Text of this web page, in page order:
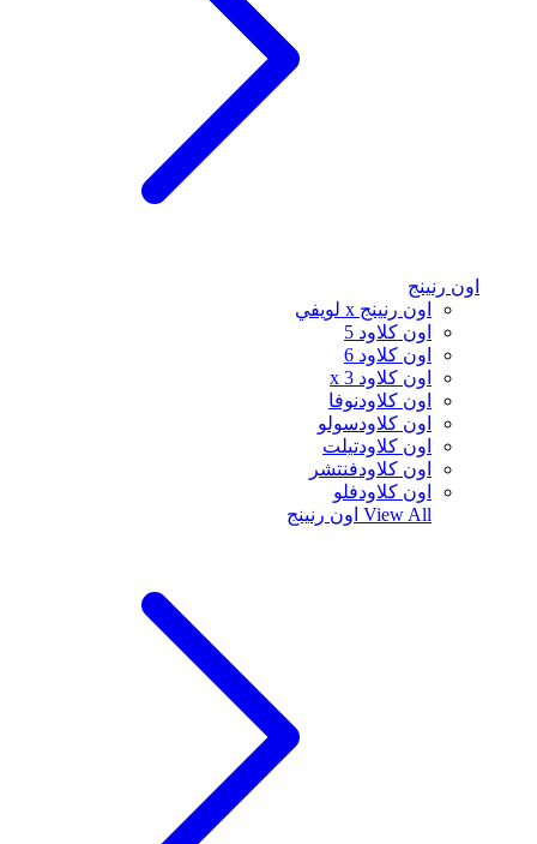
اون رنينج
اون رنينج x لويفي
اون كلاود 5
اون كلاود 6
اون كلاود x 3
اون كلاودنوفا
اون كلاودسولو
اون كلاودتيلت
اون كلاودفنتشر
اون كلاودفلو
View All اون رنينج